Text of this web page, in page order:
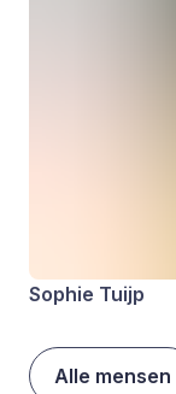
Sophie Tuijp
Alle mensen